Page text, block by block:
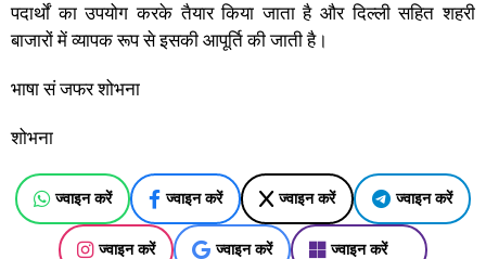
पदार्थों का उपयोग करके तैयार किया जाता है और दिल्ली सहित शहरी
बाजारों में व्यापक रूप से इसकी आपूर्ति की जाती है।
भाषा सं जफर शोभना
शोभना
ज्वाइन करें ज्वाइन करें ज्वाइन करें ज्वाइन करें
ज्वाइन करें ज्वाइन करें ज्वाइन करें